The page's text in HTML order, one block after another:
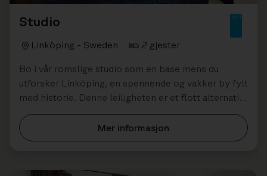
Studio
Linköping - Sweden 2 gjester
Bo i vår romslige studio som en base mens du
utforsker Linköping, en spennende og vakker by fylt
med historie. Denne leiligheten er et flott alternativ
for én til to personer.
Mer informasjon